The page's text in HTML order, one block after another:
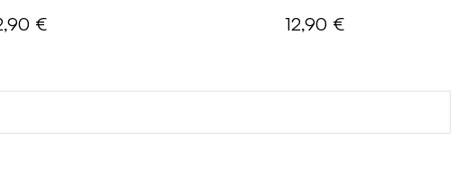
€ 12,90 €